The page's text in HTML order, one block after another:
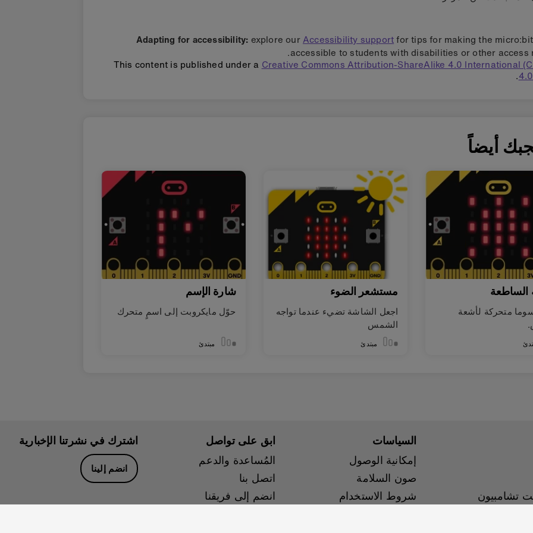
Adapting for accessibility: explore ourAccessibility supportfor tips for making the
accessible to students with disabilities or other access
This content is published under a Creative Commons Attribution-ShareAlike 4.0 International
أيضاً
الساطعة
متحركة لأشعة
مستشعر الضوء
اجعل الشاشة تضيء عندما تواجه
الشمس
مبتدئ
شارة الإسم
حوّل مايكروبت إلى اسمٍ متحرك
مبتدئ
تشامبيون
السياسات
إمكانية الوصول
صون السلامة
شروط الاستخدام
ابق على تواصل
المُساعدة والدعم
اتصل بنا
انضم إلى فريقنا
اشترك في نشرتنا الإخبارية
انضم إلينا